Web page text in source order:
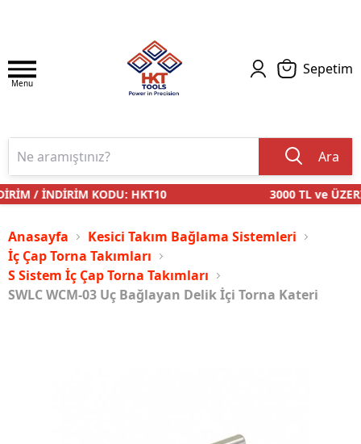
Menu
Sepetim
Ara
/ İNDİRİM KODU: HKT10 3000 TL ve ÜZERİ
Anasayfa
Kesici Takım Bağlama Sistemleri
İç Çap Torna Takımları
S Sistem İç Çap Torna Takımları
SWLC WCM-03 Uç Bağlayan Delik İçi Torna Kateri